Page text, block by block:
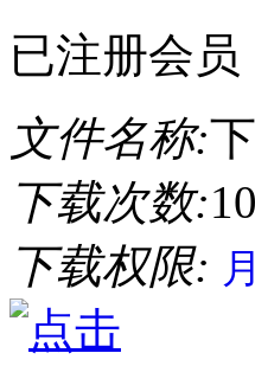
已注册会
文件名称:
下载次数:10
下载权限: